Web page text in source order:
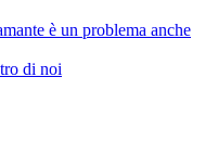
è un problema anche
di noi